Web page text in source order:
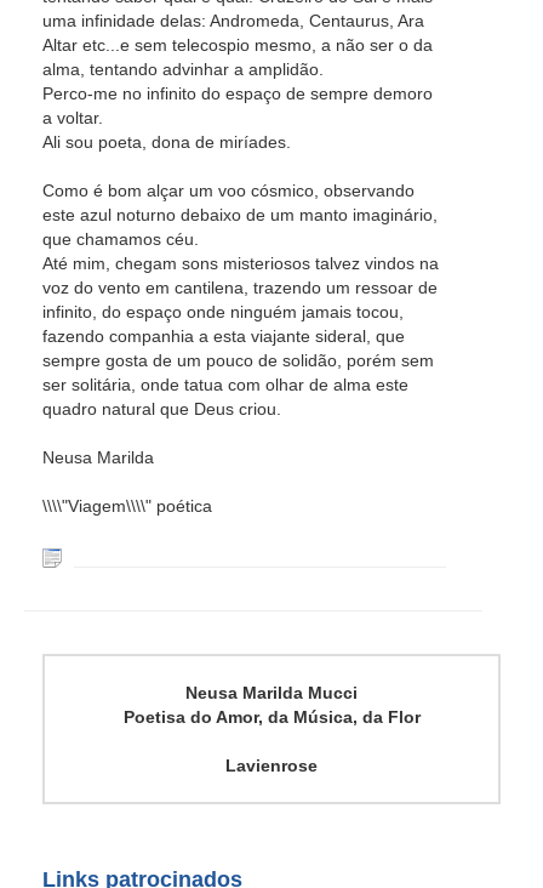
uma infinidade delas: Andromeda, Centaurus, Ara
Altar etc...e sem telecospio mesmo, a não ser o da
alma, tentando advinhar a amplidão.
Perco-me no infinito do espaço de sempre demoro
a voltar.
Ali sou poeta, dona de miríades.
Como é bom alçar um voo cósmico, observando
este azul noturno debaixo de um manto imaginário,
que chamamos céu.
Até mim, chegam sons misteriosos talvez vindos na
voz do vento em cantilena, trazendo um ressoar de
infinito, do espaço onde ninguém jamais tocou,
fazendo companhia a esta viajante sideral, que
sempre gosta de um pouco de solidão, porém sem
ser solitária, onde tatua com olhar de alma este
quadro natural que Deus criou.
Neusa Marilda
\\\\"Viagem\\\\" poética
Neusa Marilda Mucci
Poetisa do Amor, da Música, da Flor
Lavienrose
Links patrocinados